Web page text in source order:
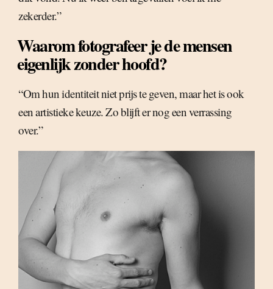
zekerder.”
Waarom fotografeer je de mensen
eigenlijk zonder hoofd?
“Om hun identiteit niet prijs te geven, maar het is ook
een artistieke keuze. Zo blijft er nog een verrassing
over.”